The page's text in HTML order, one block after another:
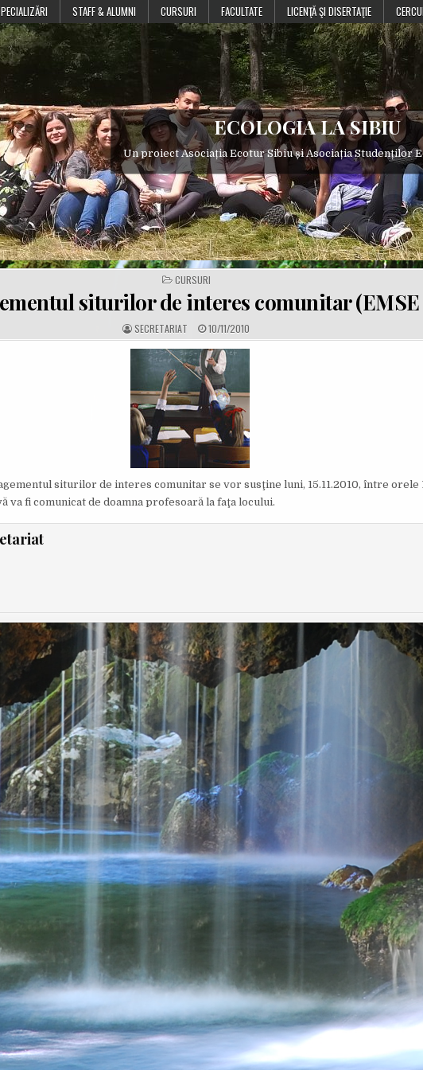
STAFF & ALUMNI CURSURI FACULTATE LICENŢĂ ŞI DISERTAŢIE
ECOLOGIA LA SIBIU
Un proiect Asociația Ecotur Sibiu și Asociația Studenților
POSTED
IN
CURSURI
siturilor de interes comunitar
A
U
T
SECRETARIAT P
U
B
L
I
S
H
E
D
D
T
E
10/11/2010
siturilor de interes comunitar se vor susţine luni, 15.11.2010, între orele
va fi comunicat de doamna profesoară la faţa locului.